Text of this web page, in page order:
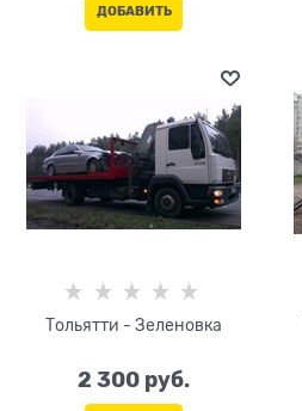
ДОБАВИТЬ
Тольятти - Зеленовка
2 300 руб.